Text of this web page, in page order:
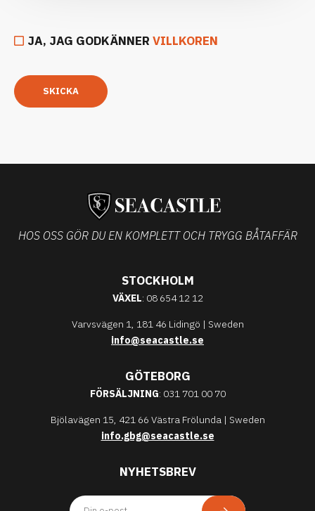
JA, JAG GODKÄNNER VILLKOREN
SKICKA
HOS OSS GÖR DU EN KOMPLETT OCH TRYGG BÅTAFFÄR
STOCKHOLM
VÄXEL: 08 654 12 12
Varvsvägen 1, 181 46 Lidingö | Sweden
info@seacastle.se
GÖTEBORG
FÖRSÄLJNING: 031 701 00 70
Bjölavägen 15, 421 66 Västra Frölunda | Sweden
info.gbg@seacastle.se
NYHETSBREV